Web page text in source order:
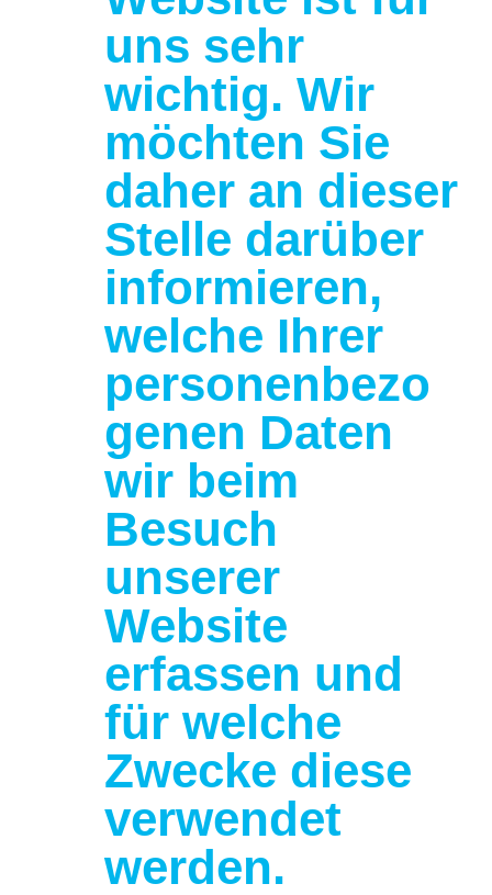
uns sehr
wichtig. Wir
möchten Sie
daher an dieser
Stelle darüber
informieren,
welche Ihrer
personenbezo
genen Daten
wir beim
Besuch
unserer
Website
erfassen und
für welche
Zwecke diese
verwendet
werden.